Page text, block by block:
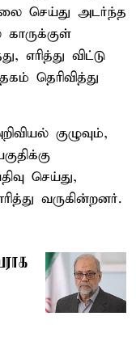
செய்து அடர்ந்த
எரித்து விட்டு
தெரிவித்து
குழுவும்,
செய்து,
வருகின்றனர்.